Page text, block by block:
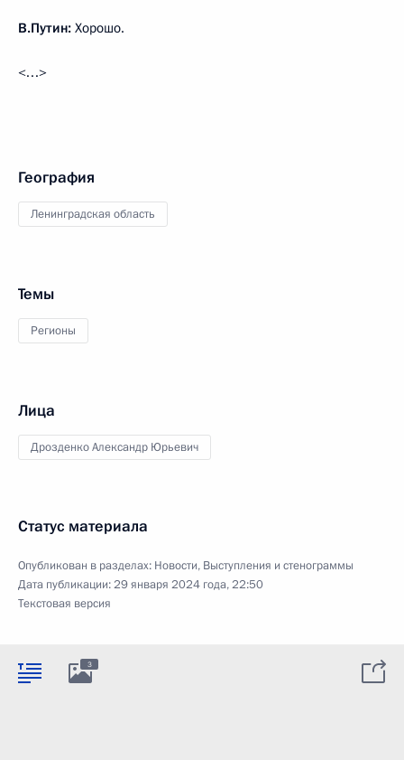
В.Путин: Хорошо.
<…>
География
Ленинградская область
Темы
Регионы
Лица
Дрозденко Александр Юрьевич
Статус материала
Опубликован в разделах: Новости, Выступления и стенограммы
Дата публикации:29 января 2024 года, 22:50
Текстовая версия
3